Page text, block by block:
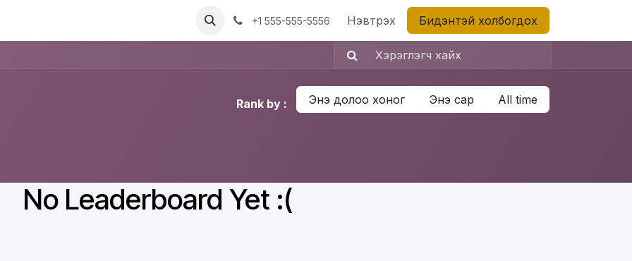
Гомдол, санал +1 555-555-5556 Нэвтрэх Бидэнтэй холбогдох
Rank by : Энэ долоо хоног Энэ сар All time
No Leaderboard Yet :(